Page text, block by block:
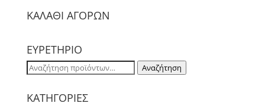
ΚΑΛΑΘΙ ΑΓΟΡΩΝ
ΕΥΡΕΤΗΡΙΟ
Αναζήτηση
Αναζήτηση
ΚΑΤΗΓΟΡΙΕΣ